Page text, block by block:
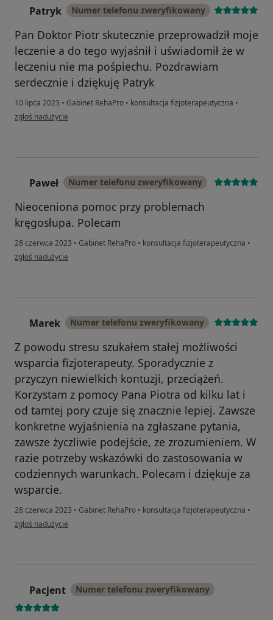
Patryk Numer telefonu zweryfikowany
Pan Doktor Piotr skutecznie przeprowadził moje
leczenie a do tego wyjaśnił i uświadomił że w
leczeniu nie ma pośpiechu. Pozdrawiam
serdecznie i dziękuję Patryk
10 lipca 2023 • Gabinet RehaPro • konsultacja fizjoterapeutyczna •
w opinii użytkownika Patryk
zgłoś nadużycie
Paweł Numer telefonu zweryfikowany
Nieoceniona pomoc przy problemach
kręgosłupa. Polecam
28 czerwca 2023 • Gabinet RehaPro • konsultacja fizjoterapeutyczna •
w opinii użytkownika Paweł
zgłoś nadużycie
Marek Numer telefonu zweryfikowany
Z powodu stresu szukałem stałej możliwości
wsparcia fizjoterapeuty. Sporadycznie z
przyczyn niewielkich kontuzji, przeciążeń.
Korzystam z pomocy Pana Piotra od kilku lat i
od tamtej pory czuje się znacznie lepiej. Zawsze
konkretne wyjaśnienia na zgłaszane pytania,
zawsze życzliwie podejście, ze zrozumieniem. W
razie potrzeby wskazówki do zastosowania w
codziennych warunkach. Polecam i dziękuje za
wsparcie.
28 czerwca 2023 • Gabinet RehaPro • konsultacja fizjoterapeutyczna •
w opinii użytkownika Marek
zgłoś nadużycie
Pacjent Numer telefonu zweryfikowany